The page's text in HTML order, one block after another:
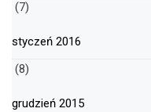
(7)
styczeń 2016
(8)
grudzień 2015